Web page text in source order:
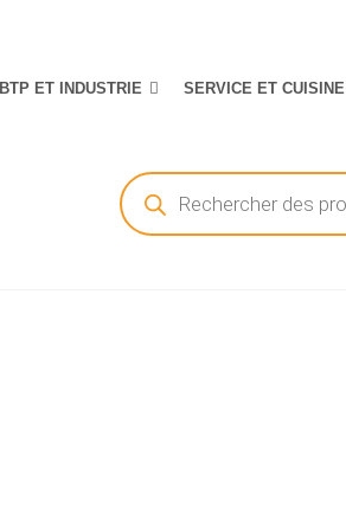
BTP ET INDUSTRIE SERVICE ET CUISINE
Recherche
de
produits